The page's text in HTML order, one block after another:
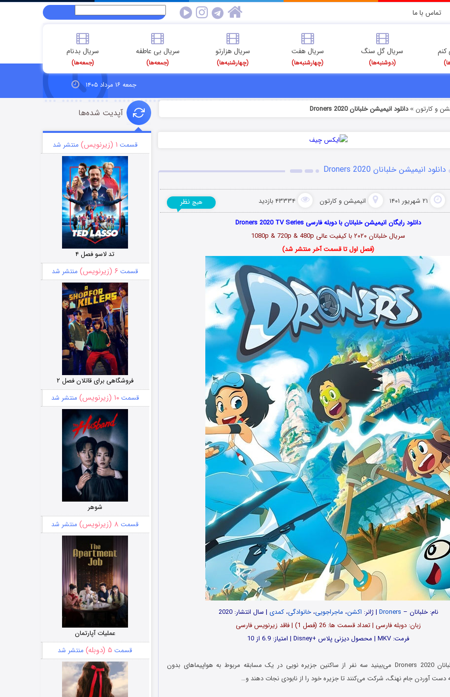
تماس با ما
کنم سریال گل سنگ
(دوشنبه‌ها)
سریال هفت
(چهارشنبه‌ها)
سریال هزارتو
(چهارشنبه‌ها)
سریال بی عاطفه
(جمعه‌ها)
سریال بدنام
(جمعه‌ها)
جمعه ۱۶ مرداد ۱۴۰۵
و کارتون »دانلود انیمیشن خلبانان Droners 2020
دانلود انیمیشن خلبانان Droners 2020
۲۱ شهریور ۱۴۰۱ انیمیشن و کارتون ۴۳۳۳۴ بازدید هیچ نظر
دانلود رایگان انیمیشن خلبانان با دوبله فارسی Droners 2020 TV Series
سریال خلبانان ۲۰۲۰ با کیفیت عالی 1080p & 720p & 480p
(فصل اول تا قسمت آخر منتشر شد)
نام:خلبانان –
Droners | ژانر: اکشن، ماجراجویی،خانوادگی،کمدی | سال انتشار: 2020
زبان: دوبله فارسی | تعداد قسمت‌‌ ها: 26 (فصل 1) | فاقد زیرنویس فارسی
فرمت: MKV | محصول دیزنی پلاس +Disney | امتیاز: 6.9 از 10
Droners 2020 می‌بینید سه نفر از ساکنین جزیره نویی در یک مسابقه مربوط به هواپیماهای بدون
دست آوردن جام نهنگ، شرکت می‌کنند تا جزیره خود را از نابودی نجات دهند و…
آپدیت شده‌ها
قسمت ۱ (زیرنویس) منتشر شد
تد لاسو فصل ۴
قسمت ۶ (زیرنویس) منتشر شد
فروشگاهی برای قاتلان فصل ۲
قسمت۱۰ (زیرنویس) منتشر شد
شوهر
قسمت ۸ (زیرنویس) منتشر شد
عملیات آپارتمان
قسمت ۵ (دوبله) منتشر شد